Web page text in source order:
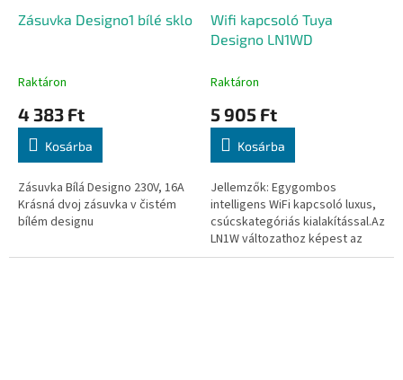
Zásuvka Designo1 bílé sklo
Raktáron
4 383 Ft
Kosárba
Zásuvka Bílá Designo 230V, 16A
Krásná dvoj zásuvka v čistém
bílém designu
Wifi kapcsoló Tuya
Designo LN1WD
Raktáron
5 905 Ft
Kosárba
Jellemzők: Egygombos
intelligens WiFi kapcsoló luxus,
csúcskategóriás kialakítással.Az
LN1W változathoz képest az
LNX1D változatnak halványabb a